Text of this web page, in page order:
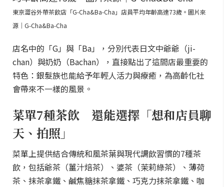
東京澀谷外帶茶飲店「G-Cha&Ba-Cha」店員平均年齡高達73歲。圖片來
源｜G-Cha&Ba-Cha
店名中的「G」與「Ba」，分別代表日文中爺爺（ji-
chan）與奶奶（Bachan），直接點出了這間店最重要的
特色：銀髮族也能給予年輕人活力與療癒，為高齡化社
會帶來不一樣的風景。
菜單7種茶飲 還能選擇「想和店員聊
天、拍照」
菜單上提供結合傳統和風茶葉與現代調飲習慣的7種茶
飲，包括爺茶（薑汁焙茶）、婆茶（茉莉綠茶）、薄荷
茶、抹茶拿鐵、鹹焦糖抹茶拿鐵、巧克力抹茶拿鐵、咖